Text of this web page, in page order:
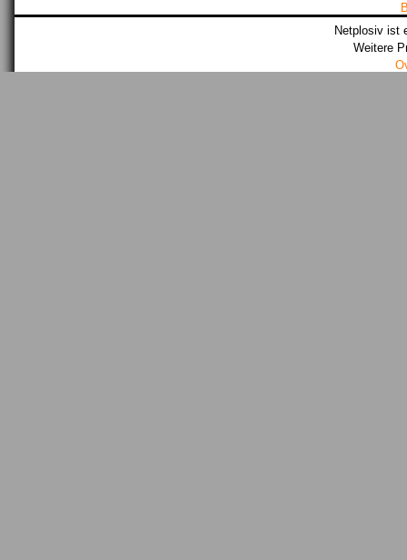
Netplosiv ist
Weitere